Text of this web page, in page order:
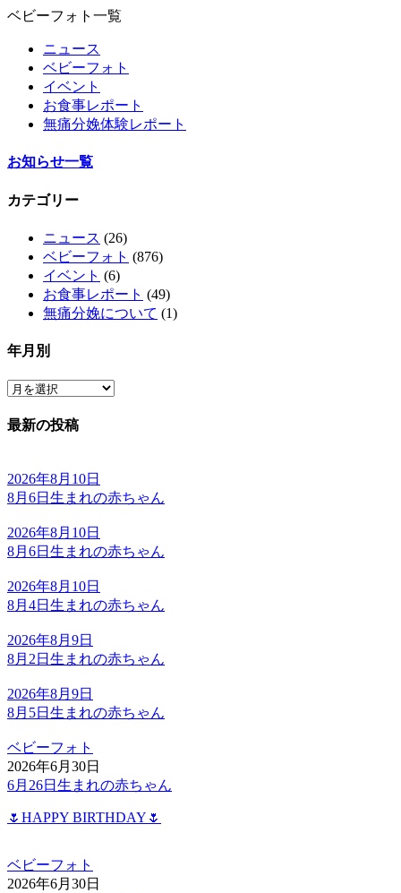
ベビーフォト一覧
ニュース
ベビーフォト
イベント
お食事レポート
無痛分娩体験レポート
お知らせ一覧
カテゴリー
ニュース (26)
ベビーフォト (876)
イベント (6)
お食事レポート (49)
無痛分娩について (1)
年月別
最新の投稿
2026年8月10日
8月6日生まれの赤ちゃん
2026年8月10日
8月6日生まれの赤ちゃん
2026年8月10日
8月4日生まれの赤ちゃん
2026年8月9日
8月2日生まれの赤ちゃん
2026年8月9日
8月5日生まれの赤ちゃん
ベビーフォト
2026年6月30日
6月26日生まれの赤ちゃん
🌷HAPPY BIRTHDAY🌷
ベビーフォト
2026年6月30日